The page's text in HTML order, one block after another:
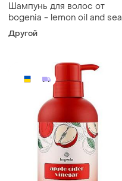
Шампунь для волос от
bogenia - lemon oil and sea
salt
Другой